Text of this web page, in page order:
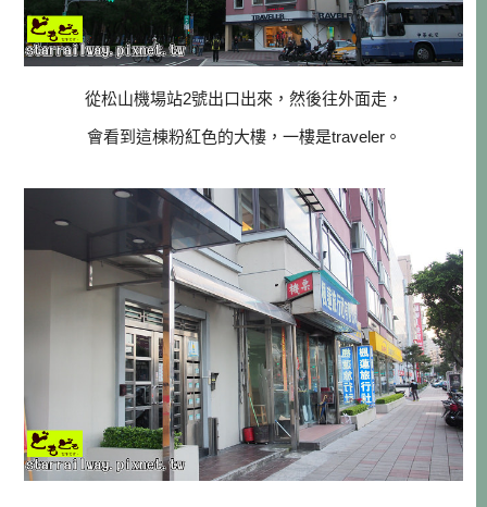
從松山機場站2號出口出來，然後往外面走，
會看到這棟粉紅色的大樓，一樓是traveler。